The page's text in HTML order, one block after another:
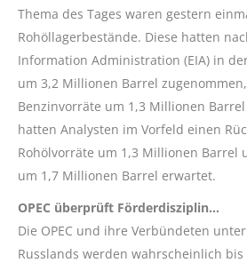
Thema des Tages waren gestern
Rohöllagerbestände. Diese hatten
Information Administration (EIA) in
um 3,2 Millionen Barrel
Benzinvorräte um 1,3 Millionen
hatten Analysten im Vorfeld einen
Rohölvorräte um 1,3 Millionen Barrel
um 1,7 Millionen Barrel erwartet.
OPEC überprüft Förderdisziplin…
Die OPEC und ihre Verbündeten
Russlands werden wahrscheinlich bis